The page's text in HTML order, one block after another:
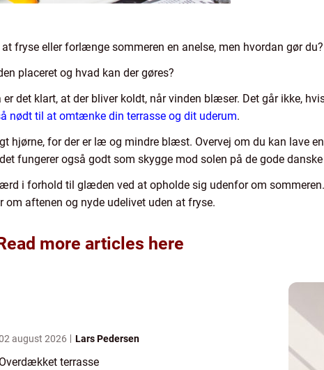
fryse eller forlænge sommeren en anelse, men hvordan gør du?
placeret og hvad kan der gøres?
det klart, at der bliver koldt, når vinden blæser. Det går ikke,
nødt til at omtænke din terrasse og dit uderum.
hjørne, for der er læ og mindre blæst. Overvej om du kan lave
fungerer også godt som skygge mod solen på de gode
i forhold til glæden ved at opholde sig udenfor om
aftenen og nyde udelivet uden at fryse.
more articles here
august 2026 Lars Pedersen
Overdækket terrasse